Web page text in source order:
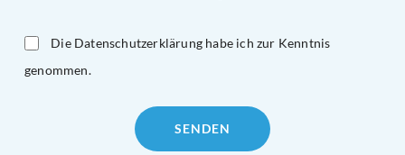
Die Datenschutzerklärung habe ich zur Kenntnis
genommen.